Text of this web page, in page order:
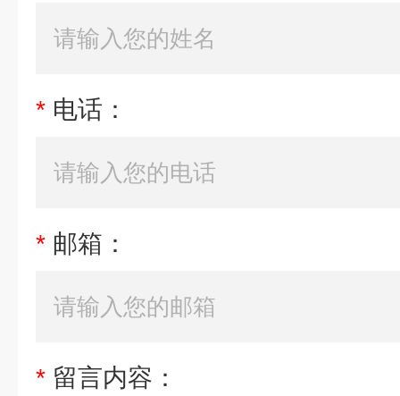
* 电话：
* 邮箱：
* 留言内容：